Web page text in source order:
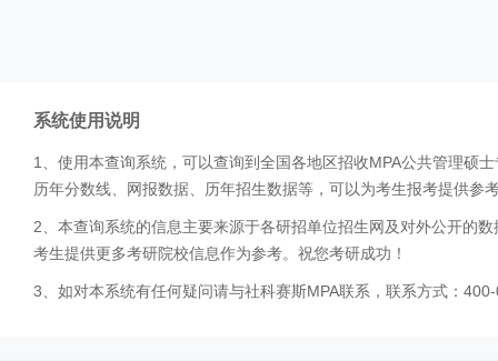
系统使用说明
1、使用本查询系统，可以查询到全国各地区招收MPA公共管理硕
历年分数线、网报数据、历年招生数据等，可以为考生报考提供参
2、本查询系统的信息主要来源于各研招单位招生网及对外公开的
考生提供更多考研院校信息作为参考。祝您考研成功！
3、如对本系统有任何疑问请与社科赛斯MPA联系，联系方式：